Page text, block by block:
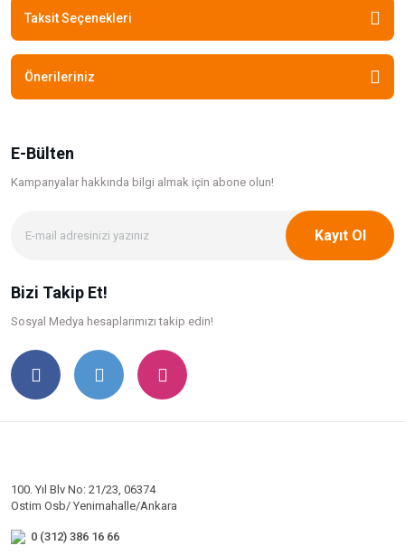
Taksit Seçenekleri
Önerileriniz
E-Bülten
Kampanyalar hakkında bilgi almak için abone olun!
Kayıt Ol
Bizi Takip Et!
Sosyal Medya hesaplarımızı takip edin!
100. Yıl Blv No: 21/23, 06374
Ostim Osb/ Yenimahalle/Ankara
0 (312) 386 16 66